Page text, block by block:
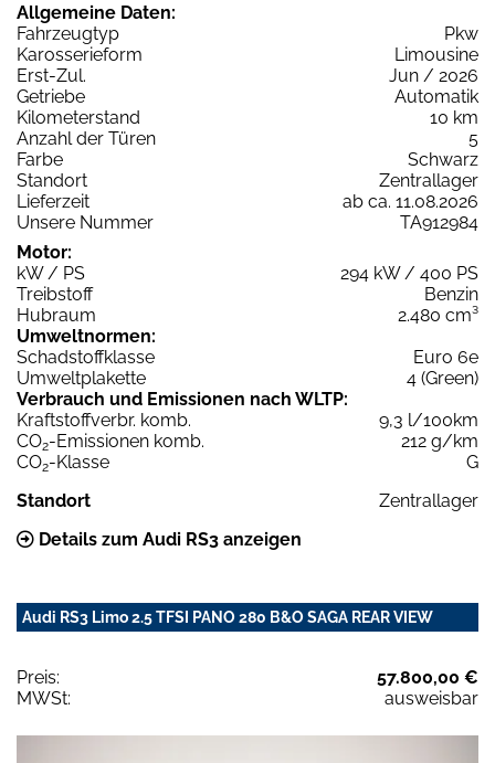
Allgemeine Daten:
Fahrzeugtyp
Pkw
Karosserieform
Limousine
Erst-Zul.
Jun / 2026
Getriebe
Automatik
Kilometerstand
10 km
Anzahl der Türen
5
Farbe
Schwarz
Standort
Zentrallager
Lieferzeit
ab ca. 11.08.2026
Unsere Nummer
TA912984
Motor:
kW / PS
294 kW / 400 PS
Treibstoff
Benzin
Hubraum
2.480 cm³
Umweltnormen:
Schadstoffklasse
Euro 6e
Umweltplakette
4 (Green)
Verbrauch und Emissionen nach WLTP:
Kraftstoffverbr. komb.
9,3 l/100km
CO2-Emissionen komb.
212 g/km
CO2-Klasse
G
Standort
Zentrallager
Details zum Audi RS3 anzeigen
Audi RS3 Limo 2.5 TFSI PANO 280 B&O SAGA REAR VIEW
Preis:
57.800,00 €
MWSt:
ausweisbar